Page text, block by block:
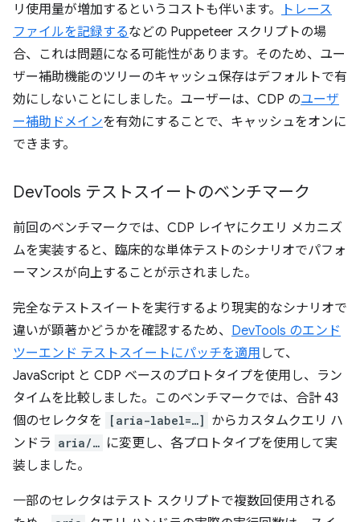
リ使用量が増加するというコストも伴います。
トレース
ファイルを記録するなどの Puppeteer スクリプトの場
合、これは問題になる可能性があります。そのため、ユー
ザー補助機能のツリーのキャッシュ保存はデフォルトで有
効にしないことにしました。ユーザーは、CDP のユーザ
ー補助ドメインを有効にすることで、キャッシュをオンに
できます。
DevTools テストスイートのベンチマーク
前回のベンチマークでは、CDP レイヤにクエリ メカニズ
ムを実装すると、臨床的な単体テストのシナリオでパフォ
ーマンスが向上することが示されました。
完全なテストスイートを実行するより現実的なシナリオで
違いが顕著かどうかを確認するため、 DevTools のエンド
ツーエンド テストスイートにパッチを適用 して、
JavaScript と CDP ベースのプロトタイプを使用し、ラン
タイムを比較しました。このベンチマークでは、合計 43
個のセレクタを
[aria-label=…] からカスタムクエリ ハ
ンドラ aria/… に変更し、各プロトタイプを使用して実
装しました。
一部のセレクタはテスト スクリプトで複数回使用される